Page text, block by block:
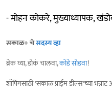
- मोहन कोकरे, मुख्याध्यापक,
सकाळ+ चेसदस्य व्हा
ब्रेक घ्या, डोकं चालवा,कोडे सोडवा!
शॉपिंगसाठी 'सकाळ प्राईम डील्स'च्या